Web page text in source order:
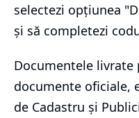
selectezi opțiunea
și să completezi
Documentele
documente oficiale,
de Cadastru și